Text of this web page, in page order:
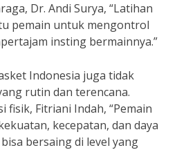
Dr. Andi Surya, “Latihan
pemain untuk mengontrol
insting bermainnya.”
Indonesia juga tidak
rutin dan terencana.
Fitriani Indah, “Pemain
kecepatan, dan daya
bersaing di level yang